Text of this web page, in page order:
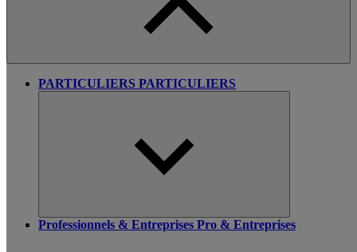
PARTICULIERS PARTICULIERS
Professionnels & Entreprises Pro & Entreprises